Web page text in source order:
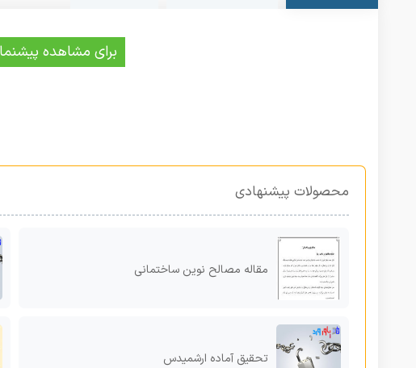
برای مشاهده
محصولات پیشنهادی
مقاله مصالح نوین ساختمانی
تحقیق آماده ارشمیدس